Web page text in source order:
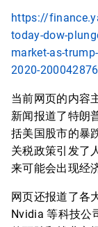
https://
today-dow-
market-as-
2020-
当前网页的内容
新闻报道了特朗
括美国股市的暴
关税政策引发了
来可能会出现经
网页还报道了各
Nvidia 等科技公